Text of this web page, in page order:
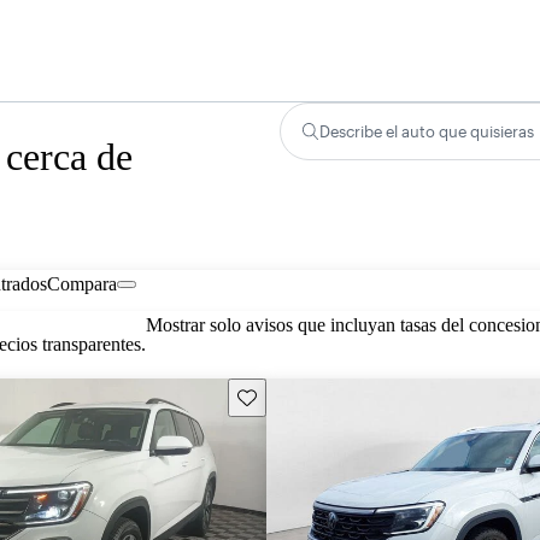
de
Describe el auto que quisieras
Compara
transparentes.
Mostrar solo avisos que incluyan tasas del
Guarda este Aviso